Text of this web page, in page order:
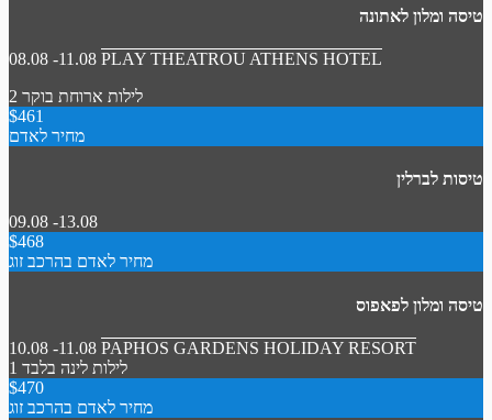
טיסה ומלון לאתונה
08.08 -11.08 PLAY THEATROU ATHENS HOTEL
2 לילות ארוחת בוקר
$461
מחיר לאדם
טיסות לברלין
09.08 -13.08
$468
מחיר לאדם בהרכב זוג
טיסה ומלון לפאפוס
10.08 -11.08 PAPHOS GARDENS HOLIDAY RESORT
1 לילות לינה בלבד
$470
מחיר לאדם בהרכב זוג